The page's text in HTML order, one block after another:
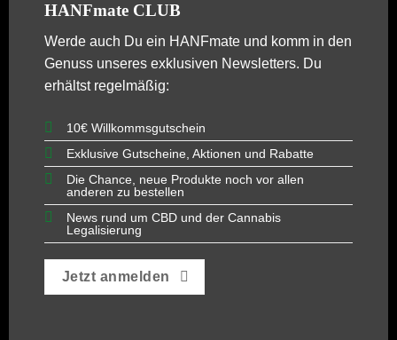
HANFmate CLUB
Werde auch Du ein HANFmateund komm in den
Genuss unseres exklusiven Newsletters. Du
erhältst regelmäßig:
10€ Willkommsgutschein
Exklusive Gutscheine, Aktionen und Rabatte
Die Chance, neue Produkte noch vor allen
anderen zu bestellen
News rund um CBD und der Cannabis
Legalisierung
Jetzt anmelden